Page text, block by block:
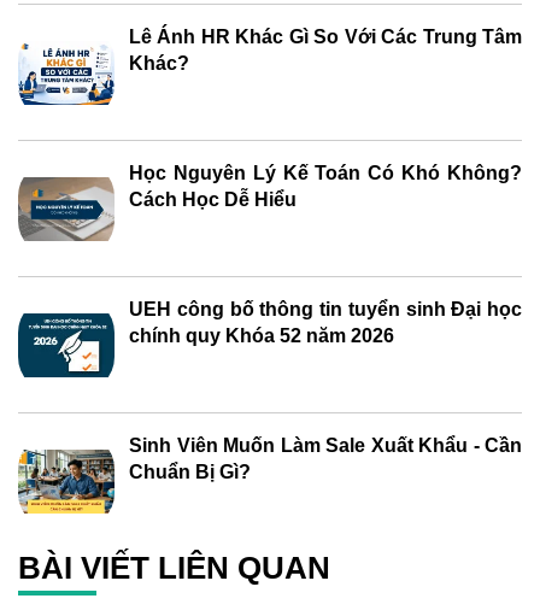
Lê Ánh HR Khác Gì So Với Các Trung Tâm
Khác?
Học Nguyên Lý Kế Toán Có Khó Không?
Cách Học Dễ Hiểu
UEH công bố thông tin tuyển sinh Đại học
chính quy Khóa 52 năm 2026
Sinh Viên Muốn Làm Sale Xuất Khẩu - Cần
Chuẩn Bị Gì?
BÀI VIẾT LIÊN QUAN